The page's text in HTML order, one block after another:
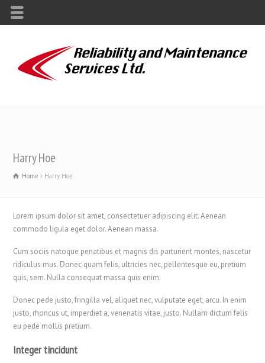
Harry Hoe
Home Harry Hoe
Lorem ipsum dolor sit amet, consectetuer adipiscing elit. Aenean
commodo ligula eget dolor. Aenean massa.
Cum sociis natoque penatibus et magnis dis parturient montes, nascetur
ridiculus mus. Donec quam felis, ultricies nec, pellentesque eu, pretium
quis, sem. Nulla consequat massa quis enim.
Donec pede justo, fringilla vel, aliquet nec, vulputate eget, arcu. In enim
justo, rhoncus ut, imperdiet a, venenatis vitae, justo. Nullam dictum felis
eu pede mollis pretium.
Integer tincidunt